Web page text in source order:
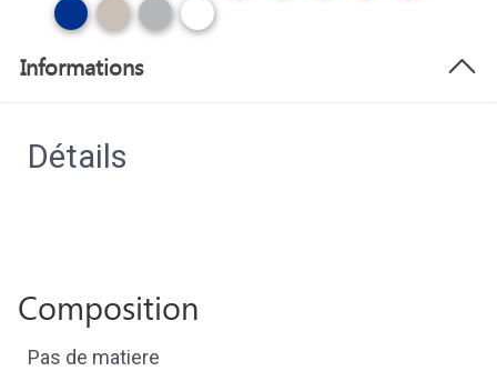
Informations
Détails
Composition
Pas de matiere